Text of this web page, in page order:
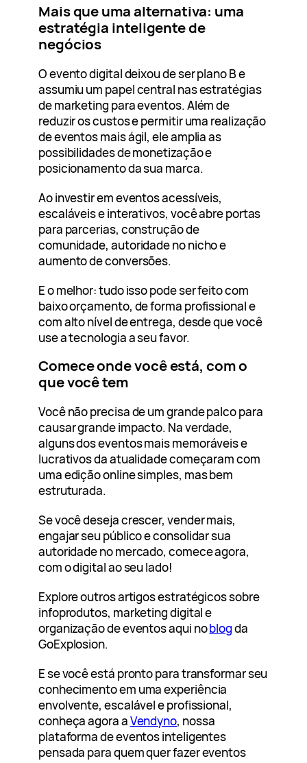
Mais que uma alternativa: uma
estratégia inteligente de
negócios
O evento digital deixou de ser plano B e
assumiu um papel central nas estratégias
de marketing para eventos. Além de
reduzir os custos e permitir uma realização
de eventos mais ágil, ele amplia as
possibilidades de monetização e
posicionamento da sua marca.
Ao investir em eventos acessíveis,
escaláveis e interativos, você abre portas
para parcerias, construção de
comunidade, autoridade no nicho e
aumento de conversões.
E o melhor: tudo isso pode ser feito com
baixo orçamento, de forma profissional e
com alto nível de entrega, desde que você
use a tecnologia a seu favor.
Comece onde você está, com o
que você tem
Você não precisa de um grande palco para
causar grande impacto. Na verdade,
alguns dos eventos mais memoráveis e
lucrativos da atualidade começaram com
uma edição online simples, mas bem
estruturada.
Se você deseja crescer, vender mais,
engajar seu público e consolidar sua
autoridade no mercado, comece agora,
com o digital ao seu lado!
Explore outros artigos estratégicos sobre
infoprodutos, marketing digital e
organização de eventos aqui noblogda
GoExplosion.
E se você está pronto para transformar seu
conhecimento em uma experiência
envolvente, escalável e profissional,
conheça agora aVendyno, nossa
plataforma de eventos inteligentes
pensada para quem quer fazer eventos